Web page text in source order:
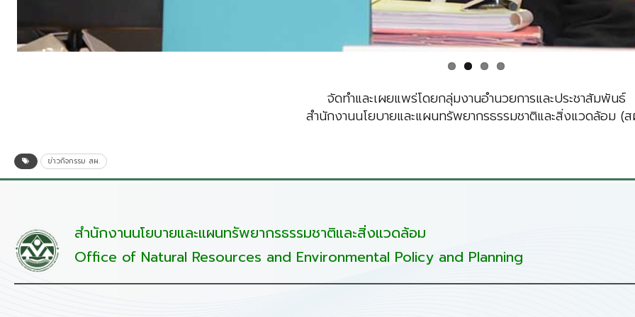
จัดทำและเผยแพร่โดยกลุ่มงานอำนวยการและประชาสัมพันธ์
สำนักงานนโยบายและแผนทรัพยากรธรรมชาติและสิ่งแวดล้อม (
ข่าวกิจกรรม สผ.
สำนักงานนโยบายและแผนทรัพยากรธรรมชาติและสิ่งแวดล้อม
Office of Natural Resources and Environmental Policy and Planning